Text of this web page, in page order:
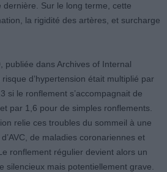
Sur le long terme, cette
la rigidité des artères, et surcharge
publiée dans Archives of Internal
d’hypertension était multiplié par
si le ronflement s’accompagnait de
par 1,6 pour de simples ronflements.
relie ces troubles du sommeil à une
de maladies coronariennes et
ronflement régulier devient alors un
silencieux mais potentiellement grave.